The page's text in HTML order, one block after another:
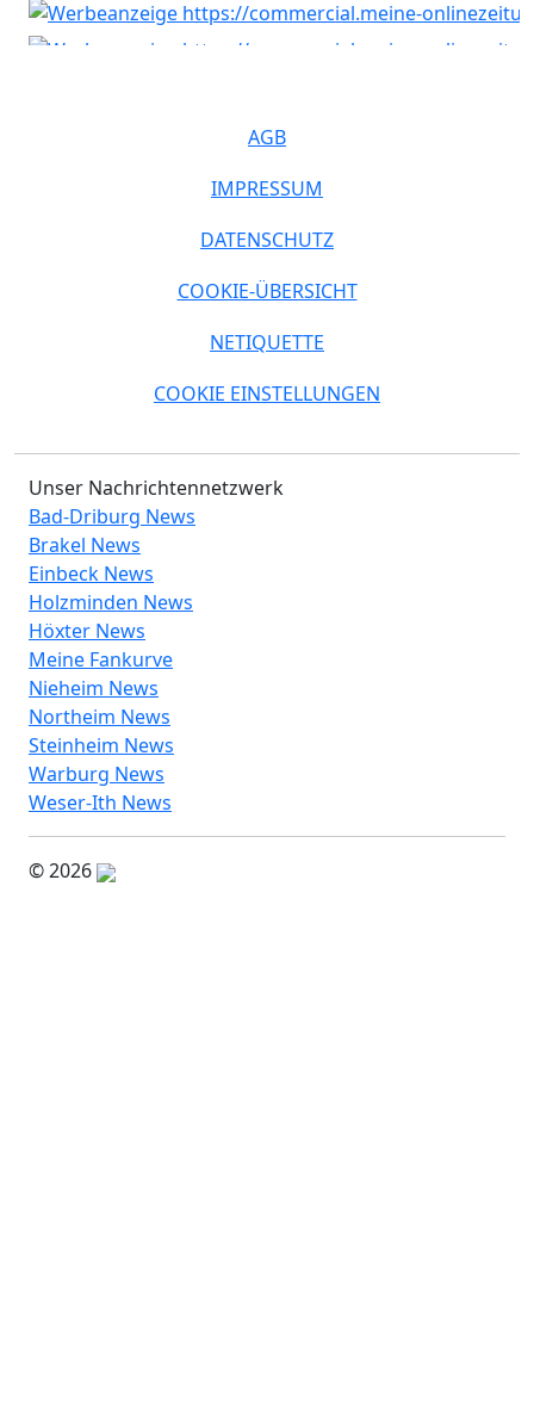
AGB
IMPRESSUM
DATENSCHUTZ
COOKIE-ÜBERSICHT
NETIQUETTE
COOKIE EINSTELLUNGEN
Unser Nachrichtennetzwerk
Bad-Driburg News
Brakel News
Einbeck News
Holzminden News
Höxter News
Meine Fankurve
Nieheim News
Northeim News
Steinheim News
Warburg News
Weser-Ith News
© 2026